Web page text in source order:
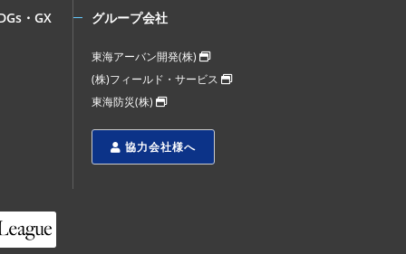
・GX グループ会社
東海アーバン開発(株)
(株)フィールド・サービス
東海防災(株)
協力会社様へ